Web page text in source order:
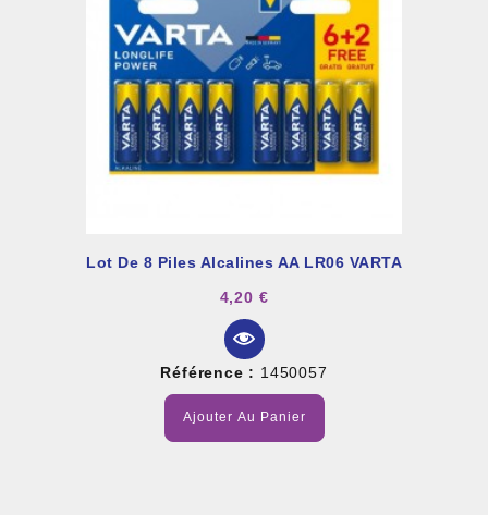
Lot De 8 Piles Alcalines AA LR06 VARTA
4,20 €
Référence : 1450057
Ajouter Au Panier